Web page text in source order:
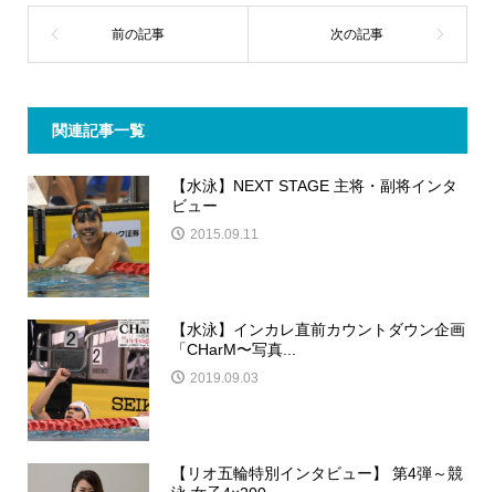
関連記事一覧
【水泳】NEXT STAGE 主将・副将インタ
ビュー
2015.09.11
【水泳】インカレ直前カウントダウン企画
「CHarM〜写真...
2019.09.03
【リオ五輪特別インタビュー】 第4弾～競